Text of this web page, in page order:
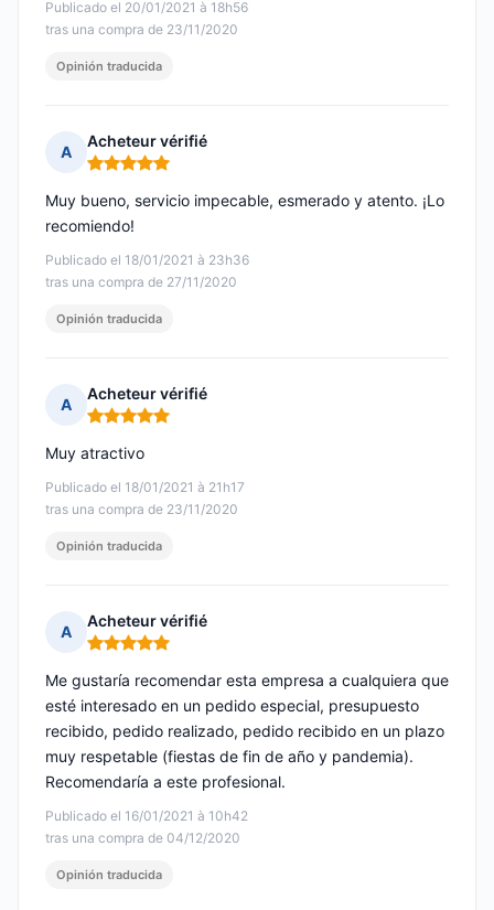
Publicado el 20/01/2021 à 18h56
tras una compra de 23/11/2020
Opinión traducida
A
Acheteur vérifié
Nota: 5 de 5
Publicado el 18/01/2021 à 23h36
tras una compra de 27/11/2020
Muy bueno, servicio impecable, esmerado y atento. ¡Lo
recomiendo!
Opinión traducida
A
Acheteur vérifié
Nota: 5 de 5
Publicado el 18/01/2021 à 21h17
tras una compra de 23/11/2020
Muy atractivo
Opinión traducida
A
Acheteur vérifié
Nota: 5 de 5
Publicado el 16/01/2021 à 10h42
tras una compra de 04/12/2020
Me gustaría recomendar esta empresa a cualquiera que
esté interesado en un pedido especial, presupuesto
recibido, pedido realizado, pedido recibido en un plazo
muy respetable (fiestas de fin de año y pandemia).
Recomendaría a este profesional.
Opinión traducida